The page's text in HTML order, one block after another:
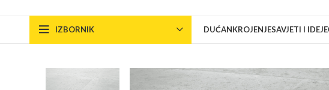
IZBORNIK DUĆANKROJENJESAVJETI I IDEJE